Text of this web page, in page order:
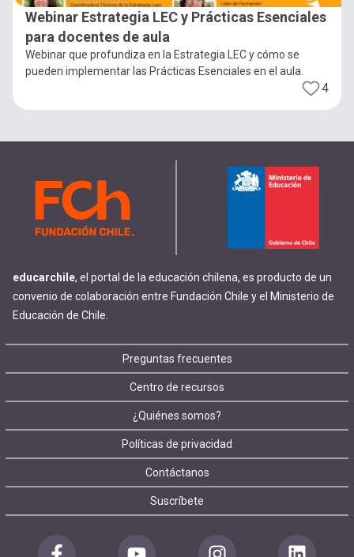
Webinar Estrategia LEC y Prácticas Esenciales
para docentes de aula
Webinar que profundiza en la Estrategia LEC y cómo se
pueden implementar las Prácticas Esenciales en el aula.
4
educarchile, el portal de la educación chilena, es producto de un
convenio de colaboración entre Fundación Chile y el Ministerio de
Educación de Chile.
Footer
menu
Preguntas frecuentes
Centro de recursos
¿Quiénes somos?
Políticas de privacidad
Contáctanos
Suscríbete